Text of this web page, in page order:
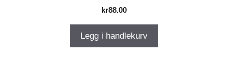
kr88.00
Legg i handlekurv